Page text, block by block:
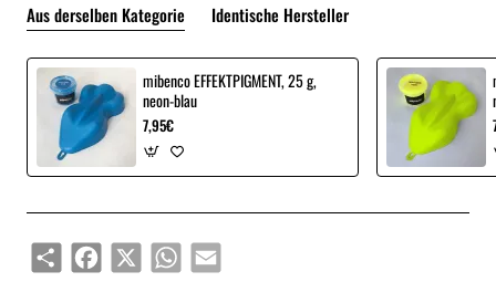
Aus derselben Kategorie Identische Hersteller
mibenco EFFEKTPIGMENT, 25 g,
neon-blau
7,95€
ShareFacebook
X WhatsAppEmail